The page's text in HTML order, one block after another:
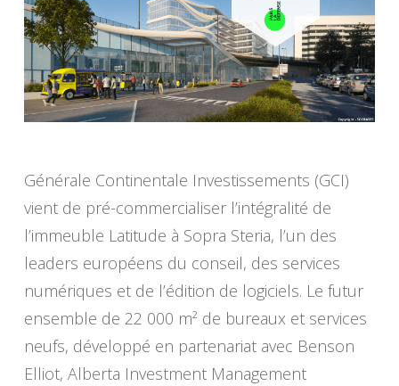
Générale Continentale Investissements (GCI)
vient de pré-commercialiser l’intégralité de
l’immeuble Latitude à Sopra Steria, l’un des
leaders européens du conseil, des services
numériques et de l’édition de logiciels. Le futur
ensemble de 22 000 m² de bureaux et services
neufs, développé en partenariat avec Benson
Elliot, Alberta Investment Management